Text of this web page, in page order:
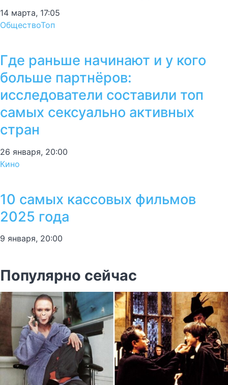
14 марта, 17:05
ОбществоТоп
Где раньше начинают и у кого
больше партнёров:
исследователи составили топ
самых сексуально активных
стран
26 января, 20:00
Кино
10 самых кассовых фильмов
2025 года
9 января, 20:00
Популярно сейчас